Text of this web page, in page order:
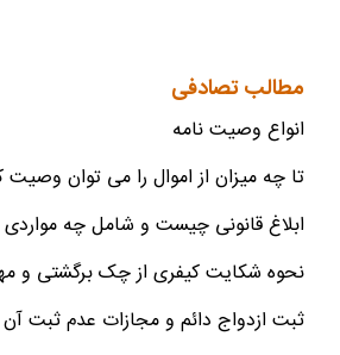
مطالب تصادفی
انواع وصیت نامه
تا چه میزان از اموال را می توان وصیت
ابلاغ قانونی چیست و شامل چه
نحوه شکایت کیفری از چک برگشتی و
ثبت ازدواج دائم و مجازات عدم ثبت آن